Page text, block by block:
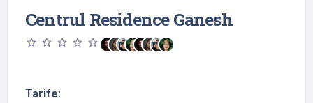
Centrul Residence Ganesh
star_outline star_outline star_outline star_outline star_outline
Tarife: